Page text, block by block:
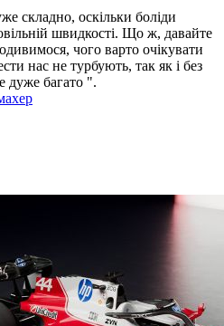
складно, оскільки боліди
швидкості. Що ж, давайте
чого варто очікувати
нас не турбують, так як і без
дуже багато ".